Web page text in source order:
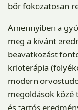
bőr fokozatosan
Amennyiben a
meg a kívánt
beavatkozást
krioterápia
modern
megoldások közé
és tartós